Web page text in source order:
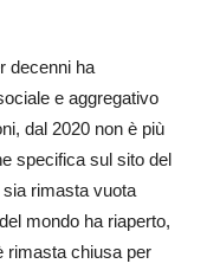
decenni ha
e aggregativo
dal 2020 non è più
specifica sul sito del
rimasta vuota
mondo ha riaperto,
rimasta chiusa per